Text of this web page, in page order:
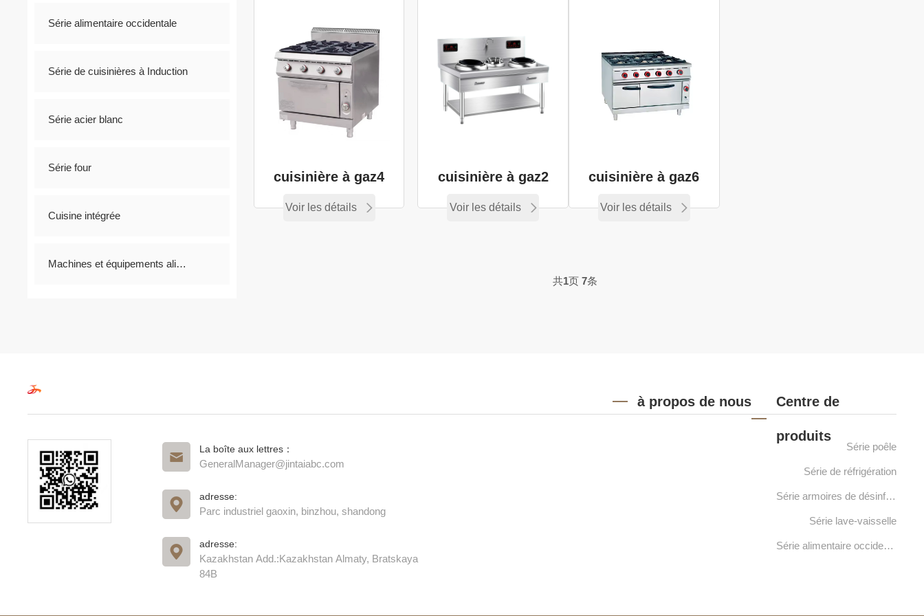
Série alimentaire occidentale
Série de cuisinières à Induction
Série acier blanc
Série four
Cuisine intégrée
Machines et équipements alimentaires
cuisinière à gaz4
Voir les détails
cuisinière à gaz2
Voir les détails
cuisinière à gaz6
Voir les détails
共1页 7条
à propos de nous Centre de
produits
La boîte aux lettres：
GeneralManager@jintaiabc.com
adresse:
Parc industriel gaoxin, binzhou, shandong
adresse:
Kazakhstan Add.:Kazakhstan Almaty, Bratskaya
84B
Série poêle
Série de réfrigération
Série armoires de désinfection
Série lave-vaisselle
Série alimentaire occidentale